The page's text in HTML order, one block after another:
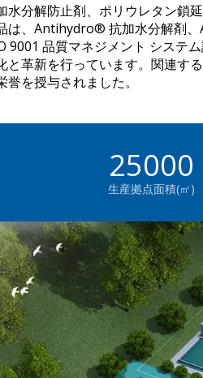
水分解防止剤、ポリウレタン
は、Antihydro® 抗加水分解剤
9001 品質マネジメント システ
革新を行っています。関連
を授与されました。
25000
生産拠点面積(㎡)